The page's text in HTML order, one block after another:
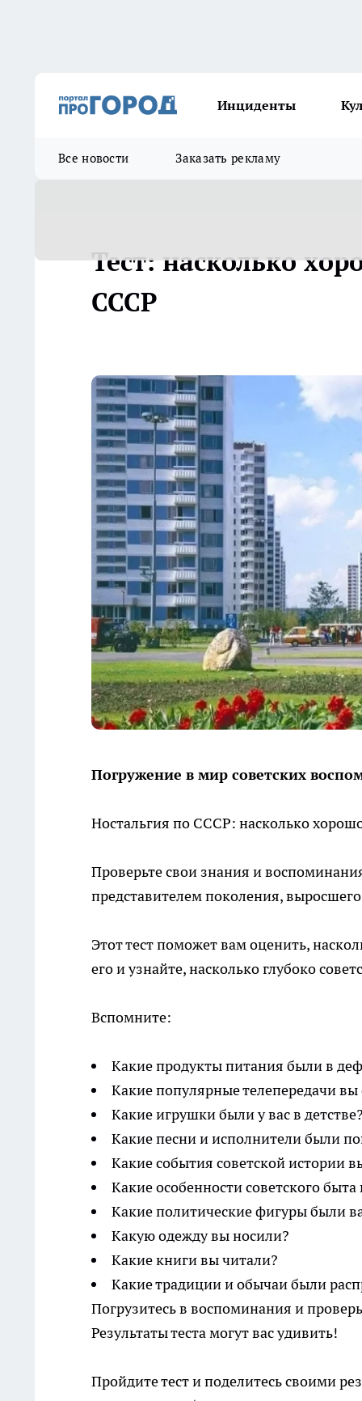
Инциденты
Все новости Заказать рекламу
Тест: насколько
СССР
Погружение в мир советских
Ностальгия по СССР: насколько
Проверьте свои знания и
представителем поколения,
Этот тест поможет вам оценить,
его и узнайте, насколько глубоко
Вспомните:
Какие продукты питания были в
Какие популярные телепередачи вы
Какие игрушки были у вас в детстве?
Какие песни и исполнители были
Какие события советской истории
Какие особенности советского
Какие политические фигуры были
Какую одежду вы носили?
Какие книги вы читали?
Какие традиции и обычаи были
Погрузитесь в воспоминания и
Результаты теста могут вас удивить!
Пройдите тест и поделитесь своими